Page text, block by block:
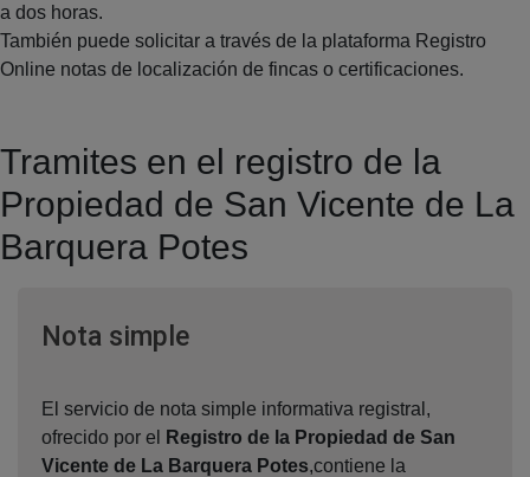
a dos horas.
También puede solicitar a través de la plataforma Registro
Online notas de localización de fincas o certificaciones.
Tramites en el registro de la
Propiedad de San Vicente de La
Barquera Potes
Nota simpleVentana nueva
El servicio de nota simple informativa registral,
ofrecido por el
Registro de la Propiedad de San
Vicente de La Barquera Potes,contiene la